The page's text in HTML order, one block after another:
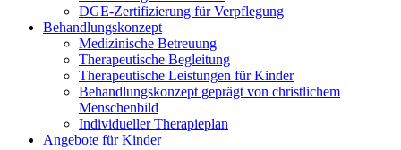
DGE-Zertifizierung für Verpflegung
Behandlungskonzept
Medizinische Betreuung
Therapeutische Begleitung
Therapeutische Leistungen für Kinder
Behandlungskonzept geprägt von christlichem
Menschenbild
Individueller Therapieplan
Angebote für Kinder